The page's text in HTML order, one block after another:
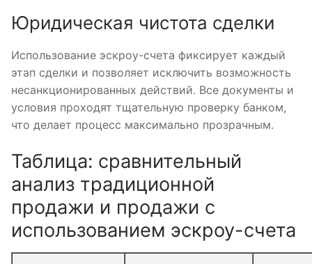
Юридическая чистота сделки
Использование эскроу-счета фиксирует каждый
этап сделки и позволяет исключить возможность
несанкционированных действий. Все документы и
условия проходят тщательную проверку банком,
что делает процесс максимально прозрачным.
Таблица: сравнительный
анализ традиционной
продажи и продажи с
использованием эскроу-счета